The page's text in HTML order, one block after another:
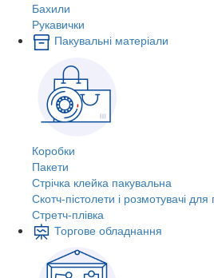
Бахили
Рукавички
Пакувальні матеріали
Коробки
Пакети
Стрічка клейка пакувальна
Скотч-пістолети і розмотувачі для
Стретч-плівка
Торгове обладнання